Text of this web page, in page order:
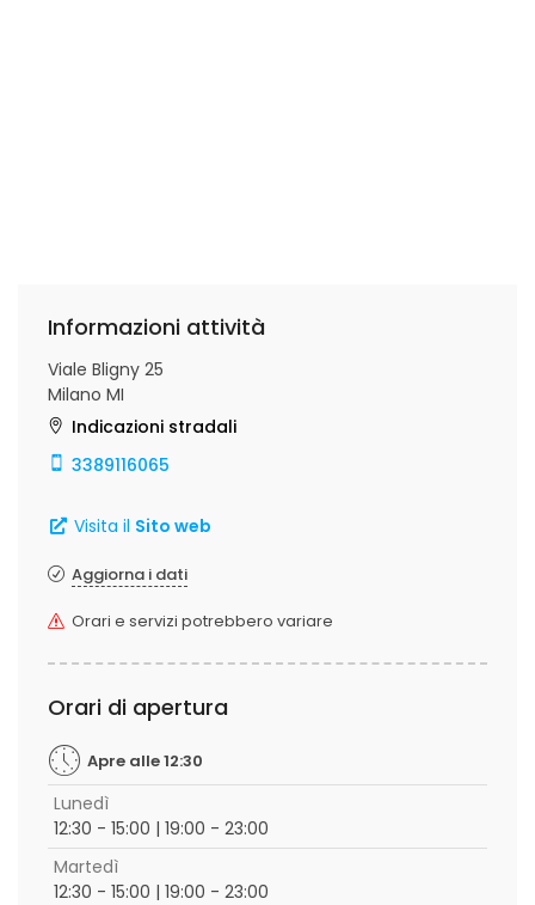
Informazioni attività
Viale Bligny 25
Milano MI
Indicazioni stradali
3389116065
Visita il Sito web
Aggiorna i dati
Orari e servizi potrebbero variare
Orari di apertura
Apre alle 12:30
Lunedì
12:30 - 15:00 | 19:00 - 23:00
Martedì
12:30 - 15:00 | 19:00 - 23:00